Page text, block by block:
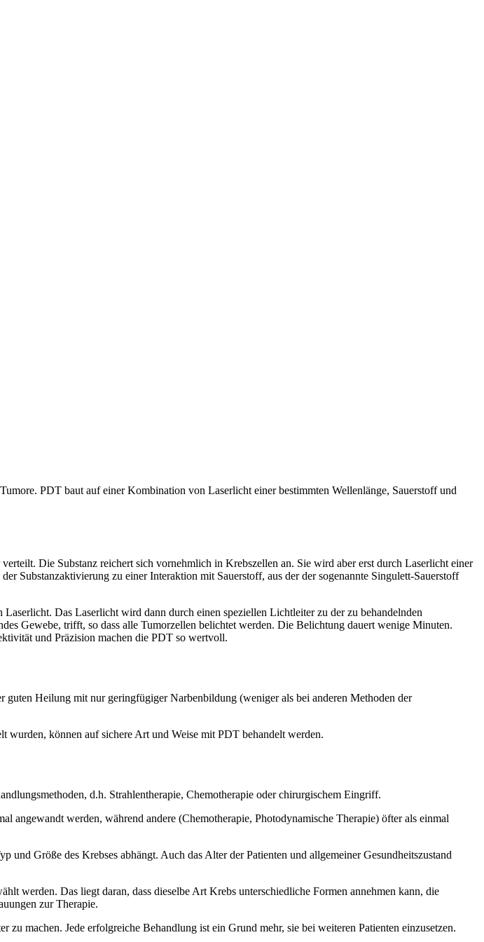
PDT baut auf einer Kombination von Laserlicht einer bestimmten Wellenlänge, Sauerstoff und
Die Substanz reichert sich vornehmlich in Krebszellen an. Sie wird aber erst durch Laserlicht einer
Substanzaktivierung zu einer Interaktion mit Sauerstoff, aus der der sogenannte Singulett-Sauerstoff
Das Laserlicht wird dann durch einen speziellen Lichtleiter zu der zu behandelnden
Gewebe, trifft, so dass alle Tumorzellen belichtet werden. Die Belichtung dauert wenige Minuten.
und Präzision machen die PDT so wertvoll.
Heilung mit nur geringfügiger Narbenbildung (weniger als bei anderen Methoden der
wurden, können auf sichere Art und Weise mit PDT behandelt werden.
d.h. Strahlentherapie, Chemotherapie oder chirurgischem Eingriff.
angewandt werden, während andere (Chemotherapie, Photodynamische Therapie) öfter als einmal
Größe des Krebses abhängt. Auch das Alter der Patienten und allgemeiner Gesundheitszustand
werden. Das liegt daran, dass dieselbe Art Krebs unterschiedliche Formen annehmen kann, die
zur Therapie.
machen. Jede erfolgreiche Behandlung ist ein Grund mehr, sie bei weiteren Patienten einzusetzen.